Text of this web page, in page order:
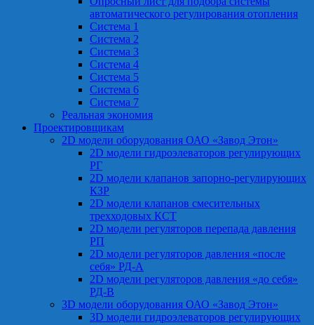
автоматического регулирования отопления
Система 1
Система 2
Система 3
Система 4
Система 5
Система 6
Система 7
Реальная экономия
Проектировщикам
2D модели оборудования ОАО «Завод Этон»
2D модели гидроэлеваторов регулирующих
РГ
2D модели клапанов запорно-регулирующих
КЗР
2D модели клапанов смесительных
трехходовых КСТ
2D модели регуляторов перепада давления
РП
2D модели регуляторов давления «после
себя» РД-А
2D модели регуляторов давления «до себя»
РД-В
3D модели оборудования ОАО «Завод Этон»
3D модели гидроэлеваторов регулирующих